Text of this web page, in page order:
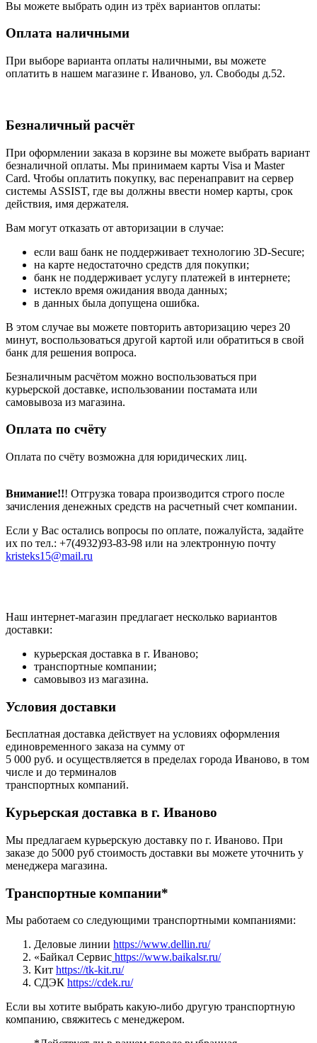
Вы можете выбрать один из трёх вариантов оплаты:
Оплата наличными
При выборе варианта оплаты наличными, вы можете
оплатить в нашем магазине г. Иваново, ул. Свободы д.52.
Безналичный расчёт
При оформлении заказа в корзине вы можете выбрать вариант
безналичной оплаты. Мы принимаем карты Visa и Master
Card. Чтобы оплатить покупку, вас перенаправит на сервер
системы ASSIST, где вы должны ввести номер карты, срок
действия, имя держателя.
Вам могут отказать от авторизации в случае:
если ваш банк не поддерживает технологию 3D-Secure;
на карте недостаточно средств для покупки;
банк не поддерживает услугу платежей в интернете;
истекло время ожидания ввода данных;
в данных была допущена ошибка.
В этом случае вы можете повторить авторизацию через 20
минут, воспользоваться другой картой или обратиться в свой
банк для решения вопроса.
Безналичным расчётом можно воспользоваться при
курьерской доставке, использовании постамата или
самовывоза из магазина.
Оплата по счёту
Оплата по счёту возможна для юридических лиц.
Внимание!!! Отгрузка товара производится строго после
зачисления денежных средств на расчетный счет компании.
Если у Вас остались вопросы по оплате, пожалуйста, задайте
их по тел.: +7(4932)93-83-98 или на электронную почту
kristeks15@mail.ru
Наш интернет-магазин предлагает несколько вариантов
доставки:
курьерская доставка в г. Иваново;
транспортные компании;
самовывоз из магазина.
Условия доставки
Бесплатная доставка действует на условиях оформления
единовременного заказа на сумму от
5 000 руб. и осуществляется в пределах города Иваново, в том
числе и до терминалов
транспортных компаний.
Курьерская доставка в г. Иваново
Мы предлагаем курьерскую доставку по г. Иваново. При
заказе до 5000 руб стоимость доставки вы можете уточнить у
менеджера магазина.
Транспортные компании*
Мы работаем со следующими транспортными компаниями:
Деловые линии https://www.dellin.ru/
«Байкал Сервис https://www.baikalsr.ru/
Кит https://tk-kit.ru/
СДЭК https://cdek.ru/
Если вы хотите выбрать какую-либо другую транспортную
компанию, свяжитесь с менеджером.